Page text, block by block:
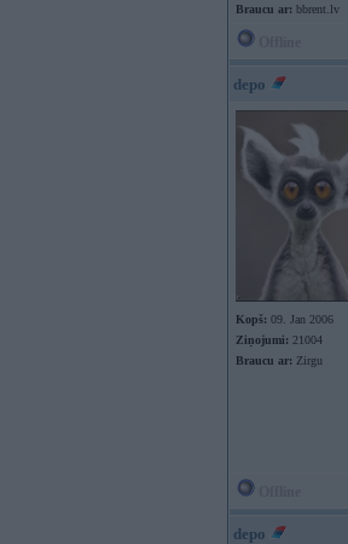
Braucu ar: bbrent.lv
depo
Kopš: 09. Jan 2006
Ziņojumi: 21004
Braucu ar: Zirgu
depo